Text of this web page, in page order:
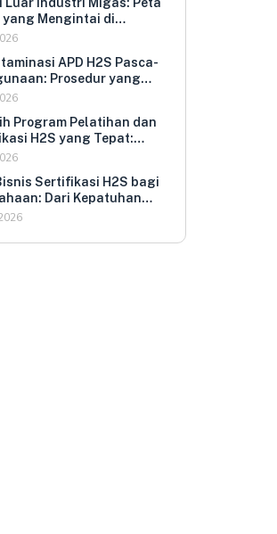
yang Mengintai di
Sektor Industri
APD H2S Pasca-
Prosedur yang
Pengguna
Program Pelatihan dan
H2S yang Tepat:
Evaluasi untuk HR dan
Sertifikasi H2S bagi
Dari Kepatuhan
ke Keunggulan